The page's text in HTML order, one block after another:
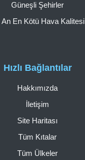
Hızlı Bağlantılar
Hakkımızda
İletişim
Site Haritası
Tüm Kıtalar
Tüm Ülkeler
Güneşli Şehirler
An En Kötü Hava Kalitesi